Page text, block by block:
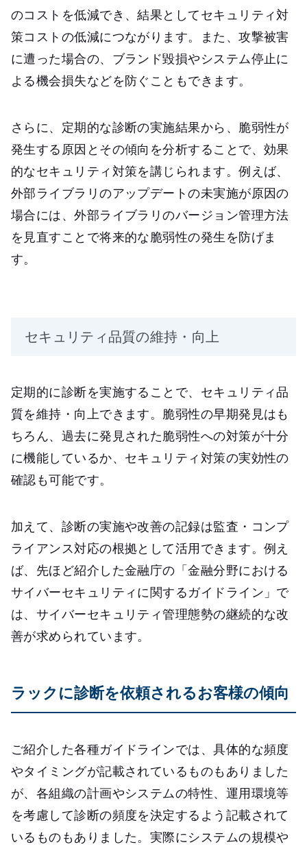
のコストを低減でき、結果としてセキュリティ対
策コストの低減につながります。また、攻撃被害
に遭った場合の、ブランド毀損やシステム停止に
よる機会損失などを防ぐこともできます。
さらに、定期的な診断の実施結果から、脆弱性が
発生する原因とその傾向を分析することで、効果
的なセキュリティ対策を講じられます。例えば、
外部ライブラリのアップデートの未実施が原因の
場合には、外部ライブラリのバージョン管理方法
を見直すことで将来的な脆弱性の発生を防げま
す。
セキュリティ品質の維持・向上
定期的に診断を実施することで、セキュリティ品
質を維持・向上できます。脆弱性の早期発見はも
ちろん、過去に発見された脆弱性への対策が十分
に機能しているか、セキュリティ対策の実効性の
確認も可能です。
加えて、診断の実施や改善の記録は監査・コンプ
ライアンス対応の根拠として活用できます。例え
ば、先ほど紹介した金融庁の「金融分野における
サイバーセキュリティに関するガイドライン」で
は、サイバーセキュリティ管理態勢の継続的な改
善が求められています。
ラックに診断を依頼されるお客様の傾向
ご紹介した各種ガイドラインでは、具体的な頻度
やタイミングが記載されているものもありました
が、各組織の計画やシステムの特性、運用環境等
を考慮して診断の頻度を決定するよう記載されて
いるものもありました。実際にシステムの規模や